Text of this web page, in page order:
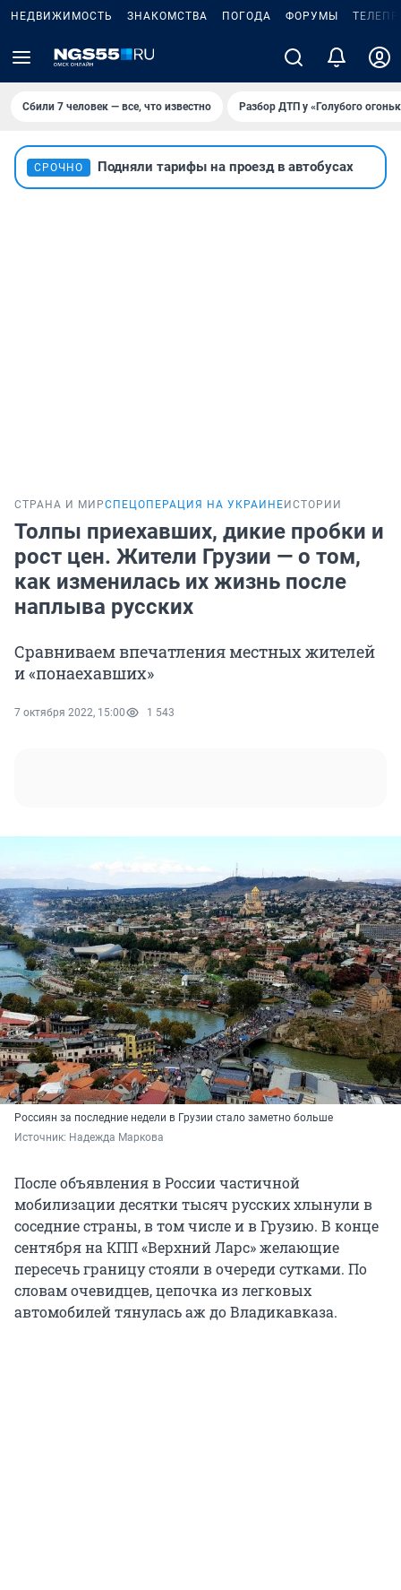
НЕДВИЖИМОСТЬ ЗНАКОМСТВА ПОГОДА ФОРУМЫ
Сбили 7 человек — все, что известно Разбор ДТП у «Голубого
СРОЧНО Подняли тарифы на проезд в автобусах
СТРАНА И МИРСПЕЦОПЕРАЦИЯ НА УКРАИНЕ ИСТОРИИ
Толпы приехавших, дикие пробки и
рост цен. Жители Грузии — о том,
как изменилась их жизнь после
наплыва русских
Сравниваем впечатления местных жителей
и «понаехавших»
7 октября 2022, 15:00 1 543
Россиян за последние недели в Грузии стало заметно больше
Источник: Надежда Маркова
После объявления в России частичной
мобилизации десятки тысяч русских хлынули в
соседние страны, в том числе и в Грузию. В конце
сентября на КПП «Верхний Ларс» желающие
пересечь границу стояли в очереди сутками. По
словам очевидцев, цепочка из легковых
автомобилей тянулась аж до Владикавказа.